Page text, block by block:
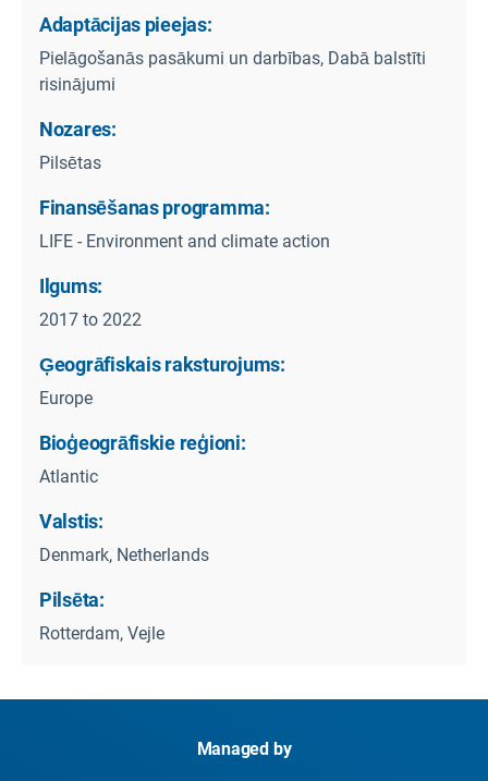
Adaptācijas pieejas:
Pielāgošanās pasākumi un darbības, Dabā balstīti
risinājumi
Nozares:
Pilsētas
Finansēšanas programma:
LIFE - Environment and climate action
Ilgums:
2017 to 2022
Ģeogrāfiskais raksturojums:
Europe
Bioģeogrāfiskie reģioni:
Atlantic
Valstis:
Denmark, Netherlands
Pilsēta:
Rotterdam, Vejle
Managed by